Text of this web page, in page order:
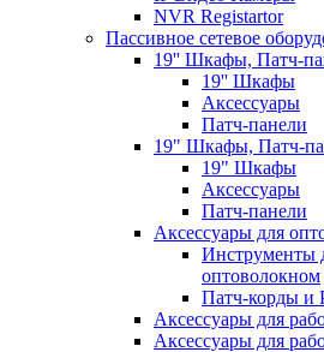
NVR Registartor
Пассивное сетевое
19'' Шкафы, Патч-
19'' Шкафы
Аксессуары
Патч-панели
19" Шкафы, Патч-
19" Шкафы
Аксессуары
Патч-панели
Аксессуары для
Инструменты
оптоволокном
Патч-корды и
Аксессуары для
Аксессуары для